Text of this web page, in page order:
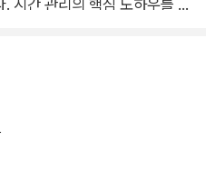
시간 관리의 핵심 노하우를 알
어떻게 써야 할지는 모르는
관리법’은 그런 사람들을 위
느긋하게 있다가 마감이 코앞
트를 올리는 라스트 스퍼트를